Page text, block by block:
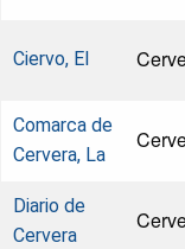
Ciervo, El
Comarca de
Cervera, La
Diario de
Cervera